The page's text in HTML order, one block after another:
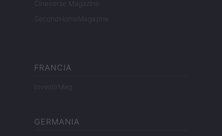
Cineverse Magazine
SecondHomeMagazine
FRANCIA
InvestirMag
GERMANIA